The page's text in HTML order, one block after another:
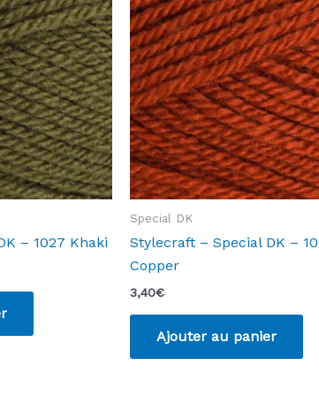
– 1027 Khaki
Special DK
Stylecraft – Special DK –
Copper
3,40€
Ajouter au panier